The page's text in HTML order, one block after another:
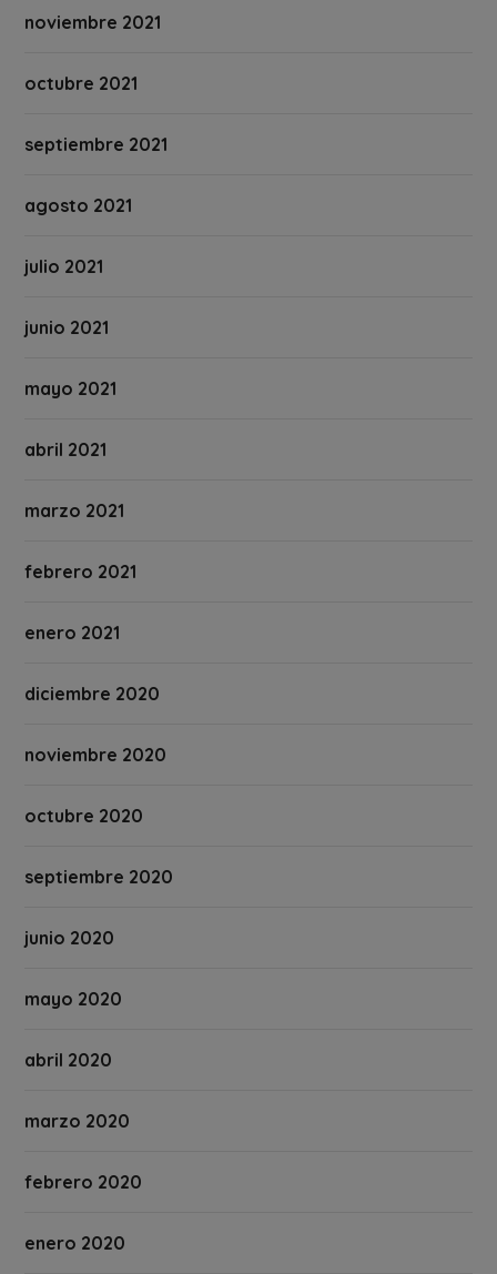
noviembre 2021
octubre 2021
septiembre 2021
agosto 2021
julio 2021
junio 2021
mayo 2021
abril 2021
marzo 2021
febrero 2021
enero 2021
diciembre 2020
noviembre 2020
octubre 2020
septiembre 2020
junio 2020
mayo 2020
abril 2020
marzo 2020
febrero 2020
enero 2020